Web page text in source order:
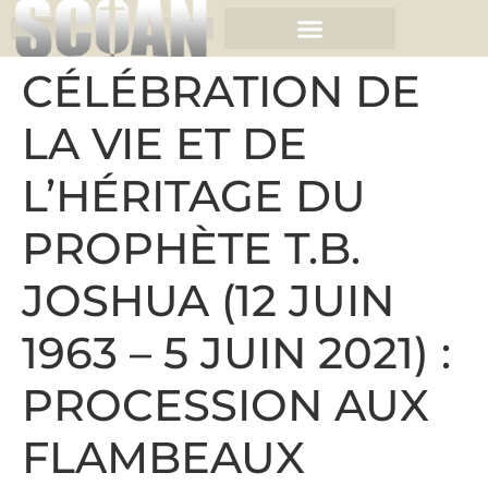
CÉLÉBRATION DE
LA VIE ET DE
L’HÉRITAGE DU
PROPHÈTE T.B.
JOSHUA (12 JUIN
1963 – 5 JUIN 2021) :
PROCESSION AUX
FLAMBEAUX